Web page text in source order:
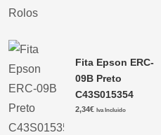
Fita Epson ERC-
09B Preto
C43S015354
2,34€ Iva Incluido